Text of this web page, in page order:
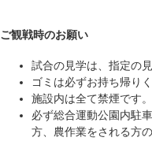
ご観戦時のお願い
試合の見学は、指定の
ゴミは必ずお持ち帰り
施設内は全て禁煙です。
必ず総合運動公園内駐
方、農作業をされる方